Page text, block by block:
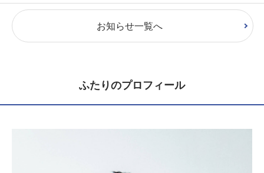
お知らせ一覧へ
ふたりのプロフィール